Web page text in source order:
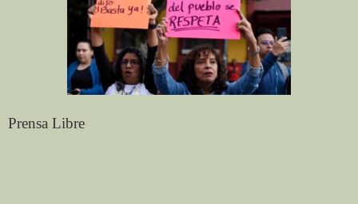
Prensa Libre